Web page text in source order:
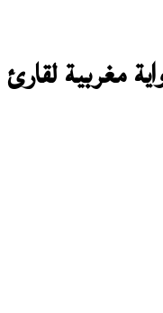
مغربية